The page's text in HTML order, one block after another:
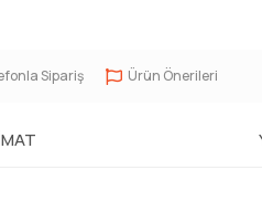
Sipariş Ürün Önerileri